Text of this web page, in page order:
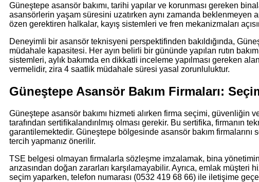
Güneştepe asansör bakımı, tarihi yapılar ve korunması gereken
asansörlerin yaşam süresini uzatırken aynı zamanda beklenmeyen
özen gerektiren halkalar, kayış sistemleri ve fren mekanizmaları
Deneyimli bir asansör teknisyeni perspektifinden bakıldığında,
müdahale kapasitesi. Her ayın belirli bir gününde yapılan rutın
sistemleri, aylık bakımda en dikkatli inceleme yapılması gereken
vermelidir, zira 4 saatlik müdahale süresi yasal zorunluluktur.
Güneştepe Asansör Bakım Firmaları:
Güneştepe asansör bakımı hizmeti alırken firma seçimi, güvenliğin
tarafından sertifikalandırılmış olması gerekir. Bu sertifika, firmanın
garantilemektedir. Güneştepe bölgesinde asansör bakım
tercih yapmanız önerilir.
TSE belgesi olmayan firmalarla sözleşme imzalamak, bina
arızasından doğan zararları karşılamayabilir. Ayrıca, emlak
seçim yaparken, telefon numarası (0532 419 68 66) ile iletişime